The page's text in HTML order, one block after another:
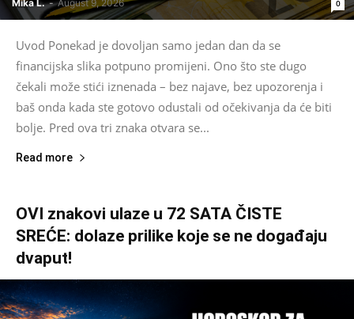
Mika L. - August 9, 2026 0
Uvod Ponekad je dovoljan samo jedan dan da se
financijska slika potpuno promijeni. Ono što ste dugo
čekali može stići iznenada – bez najave, bez upozorenja i
baš onda kada ste gotovo odustali od očekivanja da će biti
bolje. Pred ova tri znaka otvara se...
Read more
OVI znakovi ulaze u 72 SATA ČISTE
SREĆE: dolaze prilike koje se ne događaju
dvaput!